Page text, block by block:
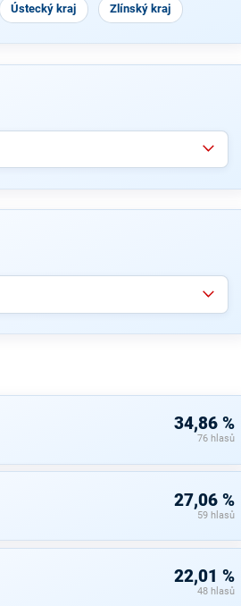
Ústecký kraj Zlínský kraj
34,86 %
76 hlasů
27,06 %
59 hlasů
22,01 %
48 hlasů